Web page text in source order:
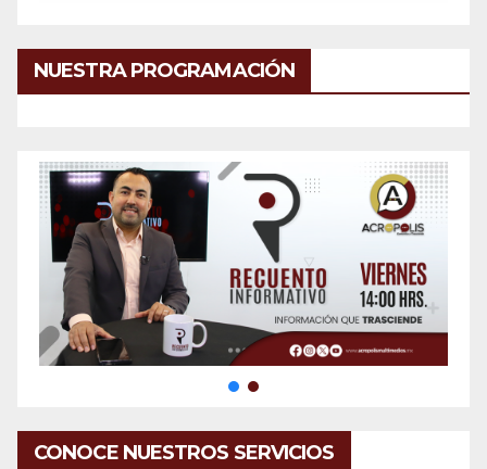
NUESTRA PROGRAMACIÓN
CONOCE NUESTROS SERVICIOS